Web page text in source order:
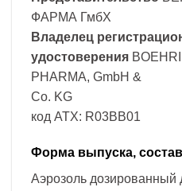
ФАРМА ГмбХ
Владелец
удостоверения
PHARMA, GmbH &
Co. KG
код ATX: R03BB01
Форма выпуска,
Аэрозоль дозированный